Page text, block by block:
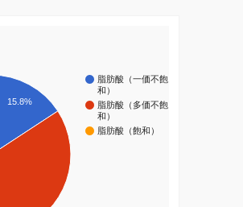
脂肪酸（一価不飽
和）
脂肪酸（多価不飽
和）
脂肪酸（飽和）
15.8%